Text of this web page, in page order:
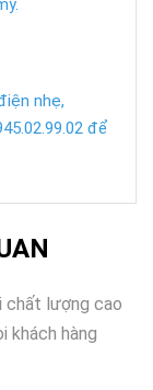
nhẹ,
để
chất lượng cao
khách hàng